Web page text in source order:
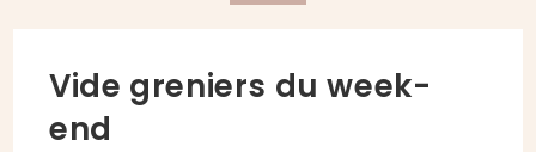
Vide greniers du week-
end